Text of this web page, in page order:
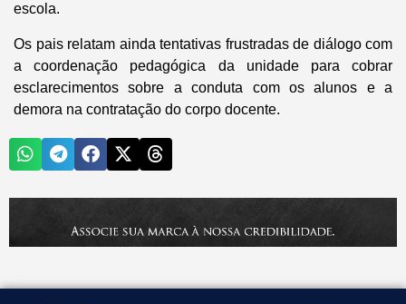
escola.
Os pais relatam ainda tentativas frustradas de diálogo com
a coordenação pedagógica da unidade para cobrar
esclarecimentos sobre a conduta com os alunos e a
demora na contratação do corpo docente.